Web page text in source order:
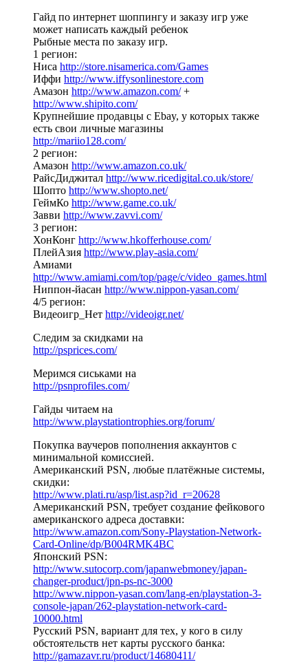
Гайд по интернет шоппингу и заказу игр уже
может написать каждый ребенок
Рыбные места по заказу игр.
1 регион:
Ниса http://store.nisamerica.com/Games
Иффи http://www.iffysonlinestore.com
Амазон http://www.amazon.com/+
http://www.shipito.com/
Крупнейшие продавцы с Ebay, у которых также
есть свои личные магазины
http://mariio128.com/
2 регион:
Амазон http://www.amazon.co.uk/
РайсДиджитал http://www.ricedigital.co.uk/store/
Шопто http://www.shopto.net/
ГеймКо http://www.game.co.uk/
Завви http://www.zavvi.com/
3 регион:
ХонКонг http://www.hkofferhouse.com/
ПлейАзия http://www.play-asia.com/
Амиами
http://www.amiami.com/top/page/c/video_games.html
Ниппон-йасан http://www.nippon-yasan.com/
4/5 регион:
Видеоигр_Нет http://videoigr.net/
Следим за скидками на
http://psprices.com/
Меримся сиськами на
http://psnprofiles.com/
Гайды читаем на
http://www.playstationtrophies.org/forum/
Покупка ваучеров пополнения аккаунтов с
минимальной комиссией.
Американский PSN, любые платёжные системы,
скидки:
http://www.plati.ru/asp/list.asp?id_r=20628
Американский PSN, требует создание фейкового
американского адреса доставки:
http://www.amazon.com/Sony-Playstation-Network-
Card-Online/dp/B004RMK4BC
Японский PSN:
http://www.sutocorp.com/japanwebmoney/japan-
changer-product/jpn-ps-nc-3000
http://www.nippon-yasan.com/lang-en/playstation-3-
console-japan/262-playstation-network-card-
10000.html
Русский PSN, вариант для тех, у кого в силу
обстоятельств нет карты русского банка:
http://gamazavr.ru/product/14680411/